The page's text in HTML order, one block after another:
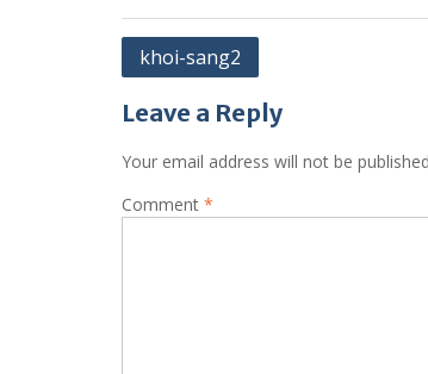
Post
khoi-sang2
Leave a Reply
Your email address will not be
Comment *